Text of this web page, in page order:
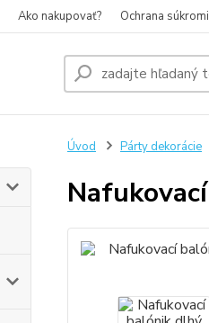
Ako nakupovať? Ochrana
Úvod Párty dekorácie